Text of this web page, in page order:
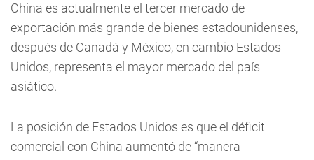
China es actualmente el tercer mercado de
exportación más grande de bienes estadounidenses,
después de Canadá y México, en cambio Estados
Unidos, representa el mayor mercado del país
asiático.
La posición de Estados Unidos es que el déficit
comercial con China aumentó de “manera